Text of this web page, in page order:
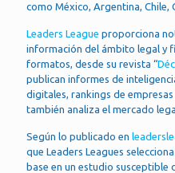
como México, Argentina, Chile,
Leaders League proporciona
información del ámbito legal y
formatos, desde su revista “
publican informes de
digitales, rankings de
también analiza el mercado
Según lo publicado en
que Leaders Leagues
base en un estudio susceptible